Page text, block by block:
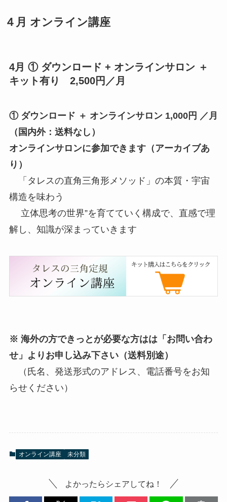
４月 オンライン講座
4月 ① ダウンロード + オンラインサロン ＋
キット有り 2,500円／月
① ダウンロード ＋ オンラインサロン 1,000円 ／月
（国内外：送料なし）
オンラインサロンに参加できます（アーカイブあ
り）
「タレスの直角三角形メソッド」の本質・宇宙
構造を味わう
立体思考の世界”を育てていく構成で、直感で理
解し、知識が深まっていきます
※ 海外の方できっとが必要な方はは「お問い合わ
せ」よりお申し込み下さい（送料別途）
（氏名、発送形式のアドレス、電話番号をお知
らせください）
オンライン講座 未分類
よかったらシェアしてね！